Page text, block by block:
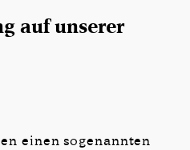
auf unserer
einen sogenannten